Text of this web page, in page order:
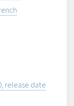
release date